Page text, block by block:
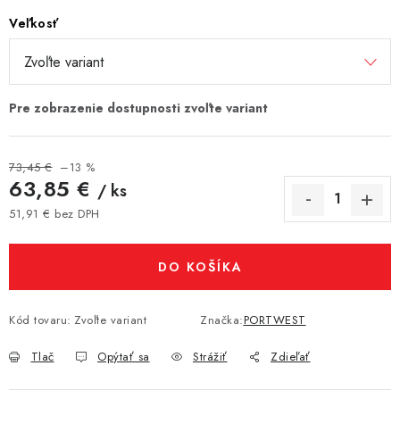
Veľkosť
73,45 € –13 %
63,85 € / ks
51,91 € bez DPH
DO KOŠÍKA
Kód tovaru: Zvoľte variant Značka:PORTWEST
Tlač Opýtať sa Strážiť Zdieľať